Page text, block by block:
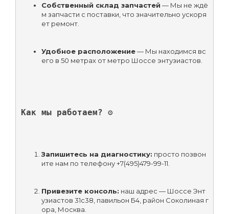
Собственный склад запчастей — Мы не ждё
м запчасти с поставки, что значительно ускоря
ет ремонт.
Удобное расположение — Мы находимся вс
его в 50 метрах от метро Шоссе энтузиастов.
Как мы работаем? ⚙️
Запишитесь на диагностику: просто позвон
ите нам по телефону +7(495)479-99-11.
Привезите консоль: наш адрес — Шоссе Энт
узиастов 31с38, павильон Б4, район Соколиная г
ора, Москва.